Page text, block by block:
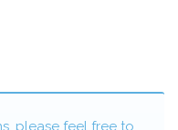
please feel free to